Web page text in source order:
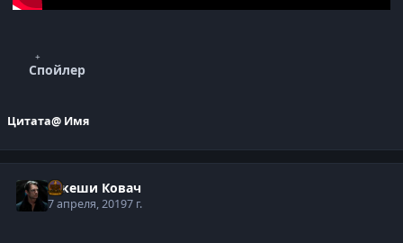
Спойлер
Цитата@ Имя
Такеши Ковач
7 апреля, 20197 г.